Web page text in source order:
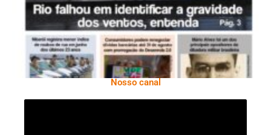
Nosso canal